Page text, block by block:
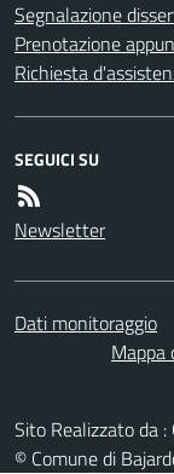
Segnalazione
Prenotazione
Richiesta
SEGUICI SU
Newsletter
Dati monitoraggio
Mappa
Sito Realizzato da :
© Comune di